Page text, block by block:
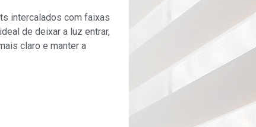
intercalados com faixas
de deixar a luz entrar,
claro e manter a